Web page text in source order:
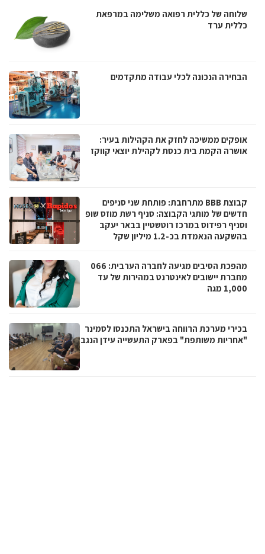
שלוחה של כללית רפואה משלימה במרפאת
כללית ערד
הבחירה הנכונה לכלי עבודה מתקדמים
אופקים ממשיכה לחזק את הקהילות בעיר:
אושרה הקמת בית כנסת לקהילת יוצאי קווקז
קבוצת BBB מתרחבת: פותחת שני סניפים
חדשים של מותגי הקבוצה: סניף רשת מוזס שופ
וסניף רפידוס במרכז רוטשטיין בבאר יעקב
בהשקעה הנאמדת בכ-1.2 מיליון שקל
מהפכת הסיבים מגיעה לחברה הערבית: 066
מחברת יישובים לאינטרנט במהירות של עד
1,000 מגה
בכירי מערכת הרווחה בישראל התכנסו לסמינר
"אחריות משותפת" בפארק התעשייה עידן הנגב